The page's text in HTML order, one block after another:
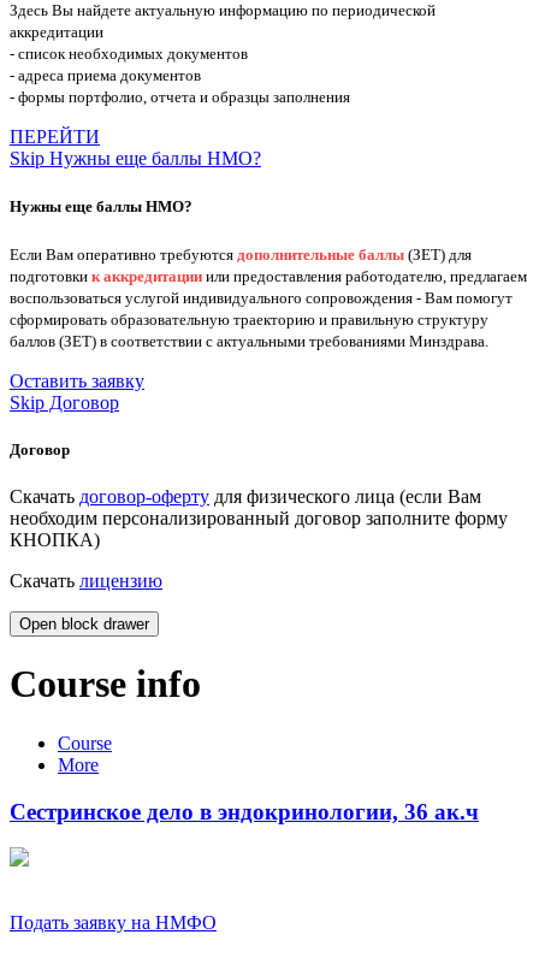
Здесь Вы найдете актуальную информацию по периодической
аккредитации
- список необходимых документов
- адреса приема документов
- формы портфолио, отчета и образцы заполнения
ПЕРЕЙТИ
Skip Нужны еще баллы НМО?
Нужны еще баллы НМО?
Если Вам оперативно требуются дополнительные баллы (ЗЕТ) для
подготовки к аккредитации или предоставления работодателю, предлагаем
воспользоваться услугой индивидуального сопровождения - Вам помогут
сформировать образовательную траекторию и правильную структуру
баллов (ЗЕТ) в соответствии с актуальными требованиями Минздрава.
Оставить заявку
Skip Договор
Договор
Скачать договор-оферту для физического лица (если Вам
необходим персонализированный договор заполните форму
КНОПКА)
Скачать лицензию
Open block drawer
Course info
Course
More
Сестринское дело в эндокринологии, 36 ак.ч
Подать заявку на НМФО